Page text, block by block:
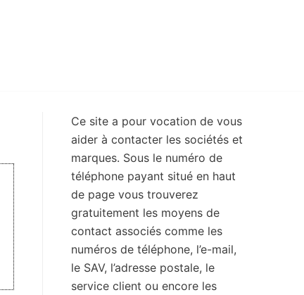
Ce site a pour vocation de vous
aider à contacter les sociétés et
marques. Sous le numéro de
téléphone payant situé en haut
de page vous trouverez
gratuitement les moyens de
contact associés comme les
numéros de téléphone, l’e-mail,
le SAV, l’adresse postale, le
service client ou encore les